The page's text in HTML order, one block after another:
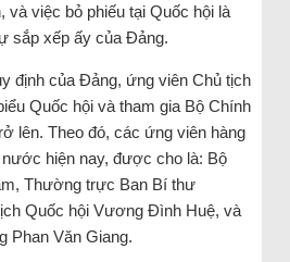
và việc bỏ phiếu tại Quốc hội là
sắp xếp ấy của Đảng.
định của Đảng, ứng viên Chủ tịch
Quốc hội và tham gia Bộ Chính
lên. Theo đó, các ứng viên hàng
hiện nay, được cho là: Bộ
Thường trực Ban Bí thư
Quốc hội Vương Đình Huệ, và
Phan Văn Giang.